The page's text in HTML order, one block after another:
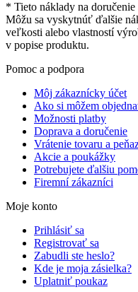
* Tieto náklady na
Môžu sa vyskytnúť ďalšie
veľkosti alebo vlastností
v popise produktu.
Pomoc a podpora
Môj zákaznícky účet
Ako si môžem
Možnosti platby
Doprava a doručenie
Vrátenie tovaru a
Akcie a poukážky
Potrebujete ďalšiu
Firemní zákazníci
Moje konto
Prihlásiť sa
Registrovať sa
Zabudli ste heslo?
Kde je moja zásielka?
Uplatniť poukaz